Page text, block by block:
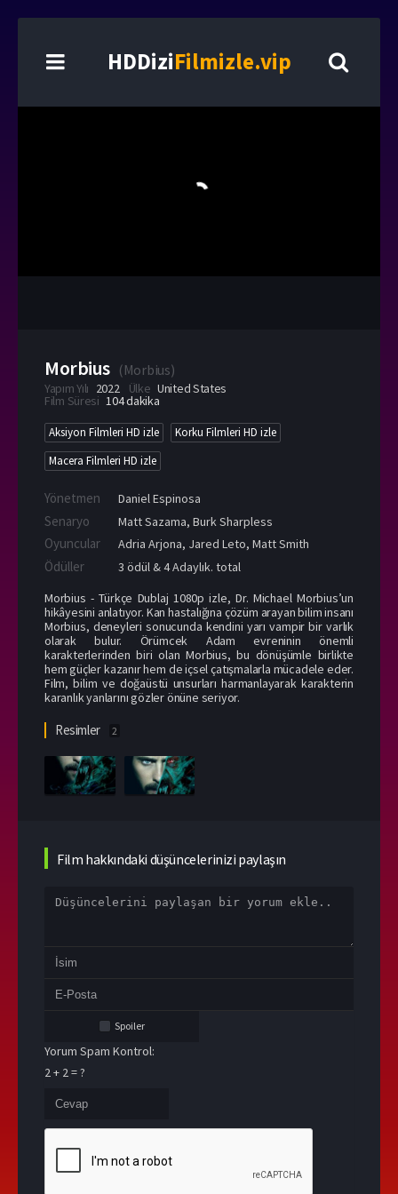
HDDiziFilmizle.vip
Morbius (Morbius)
Yapım Yılı 2022 Ülke United States
Film Süresi 104 dakika
Aksiyon Filmleri HD izle
Korku Filmleri HD izle
Macera Filmleri HD izle
Yönetmen Daniel Espinosa
Senaryo Matt Sazama, Burk Sharpless
Oyuncular Adria Arjona, Jared Leto, Matt Smith
Ödüller
3 ödül & 4 Adaylık. total
Morbius - Türkçe Dublaj 1080p izle, Dr. Michael Morbius’un
hikâyesini anlatıyor. Kan hastalığına çözüm arayan bilim insanı
Morbius, deneyleri sonucunda kendini yarı vampir bir varlık
olarak bulur. Örümcek Adam evreninin önemli
karakterlerinden biri olan Morbius, bu dönüşümle birlikte
hem güçler kazanır hem de içsel çatışmalarla mücadele eder.
Film, bilim ve doğaüstü unsurları harmanlayarak karakterin
karanlık yanlarını gözler önüne seriyor.
Resimler 2
Film hakkındaki düşüncelerinizi paylaşın
Spoiler
Yorum Spam Kontrol:
2 + 2 = ?